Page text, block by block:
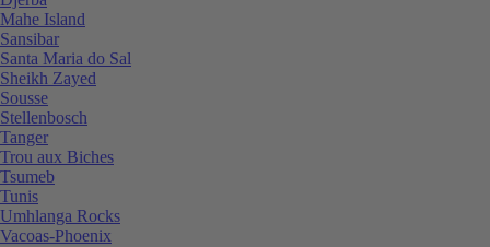
Mahe Island
Sansibar
Santa Maria do Sal
Sheikh Zayed
Sousse
Stellenbosch
Tanger
Trou aux Biches
Tsumeb
Tunis
Umhlanga Rocks
Vacoas-Phoenix